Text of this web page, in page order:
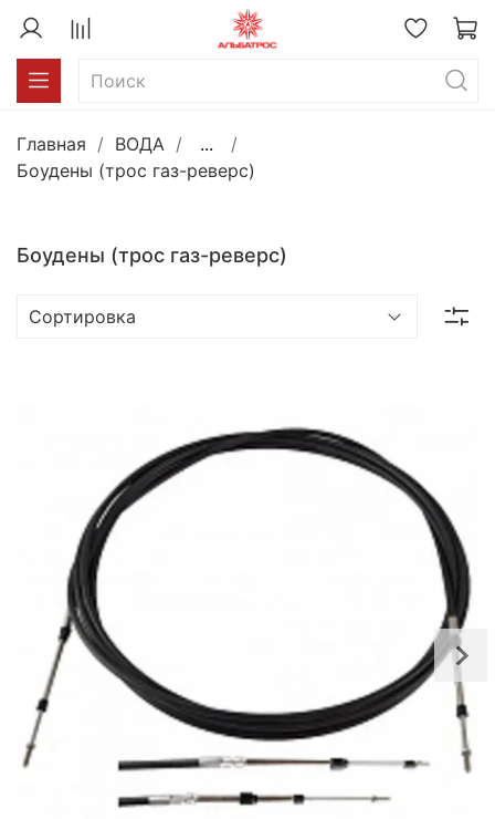
Главная ВОДА
...
Боудены (трос газ-реверс)
Боудены (трос газ-реверс)